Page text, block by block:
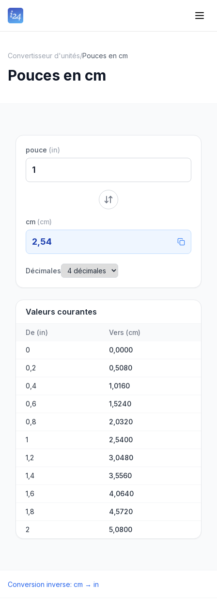
Convertisseur d'unités/Pouces en cm
Pouces en cm
pouce (in)
cm (cm)
2,54
Décimales
Valeurs courantes
De (in) Vers (cm)
0 0,0000
0,2 0,5080
0,4 1,0160
0,6 1,5240
0,8 2,0320
1 2,5400
1,2 3,0480
1,4 3,5560
1,6 4,0640
1,8 4,5720
2 5,0800
Conversion inverse: cm → in